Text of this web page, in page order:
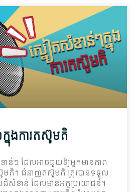
នុង​ការ​តស៊ូ​មតិ
ន់ៗ ដែល​អាច​ជួយ​ឱ្យ​អ្នកមាន​ភាព​
មតិ។ ជំនាញ​តស៊ូ​មតិ ត្រូវ​បាន​ទទួល
ដ៏​សំខាន់ ដែល​មាន​អត្ថ​ប្រយោជន៍។